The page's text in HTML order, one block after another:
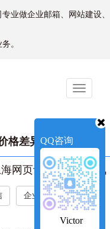
业做企业邮箱、网站建设、
。
Toggle
格差异大吗?‌
网页设计->新闻资讯
企业新闻
QQ咨询
Victor